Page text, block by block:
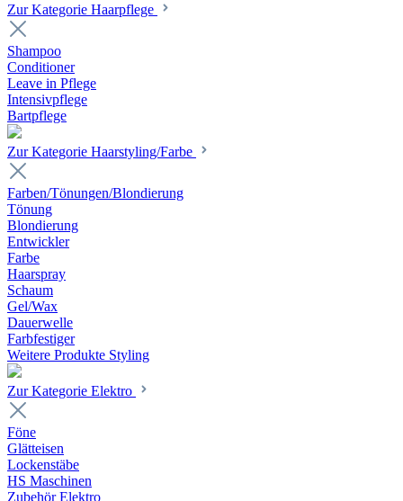
Zur Kategorie Haarpflege
Shampoo
Conditioner
Leave in Pflege
Intensivpflege
Bartpflege
Zur Kategorie Haarstyling/Farbe
Farben/Tönungen/Blondierung
Tönung
Blondierung
Entwickler
Farbe
Haarspray
Schaum
Gel/Wax
Dauerwelle
Farbfestiger
Weitere Produkte Styling
Zur Kategorie Elektro
Föne
Glätteisen
Lockenstäbe
HS Maschinen
Zubehör Elektro